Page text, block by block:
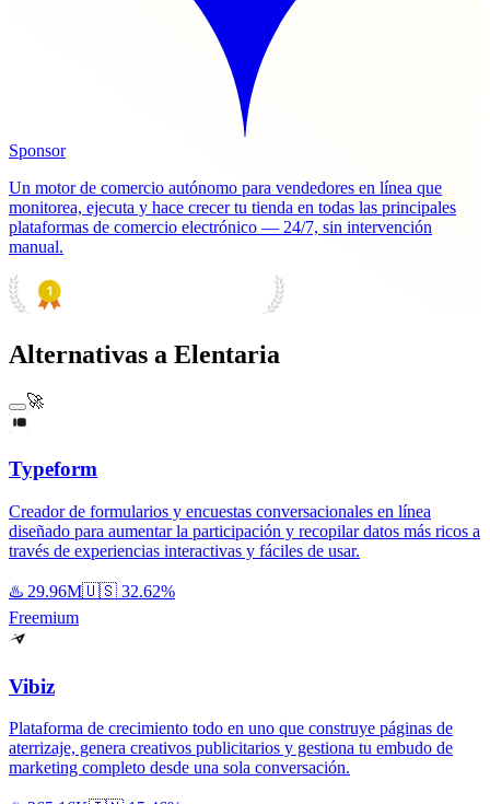
Sponsor
Un motor de comercio autónomo para vendedores en línea que
monitorea, ejecuta y hace crecer tu tienda en todas las principales
plataformas de comercio electrónico — 24/7, sin intervención
manual.
Alternativas a Elentaria
🚀
Typeform
Creador de formularios y encuestas conversacionales en línea
diseñado para aumentar la participación y recopilar datos más ricos a
través de experiencias interactivas y fáciles de usar.
♨️ 29.96M🇺🇸 32.62%
Freemium
Vibiz
Plataforma de crecimiento todo en uno que construye páginas de
aterrizaje, genera creativos publicitarios y gestiona tu embudo de
marketing completo desde una sola conversación.